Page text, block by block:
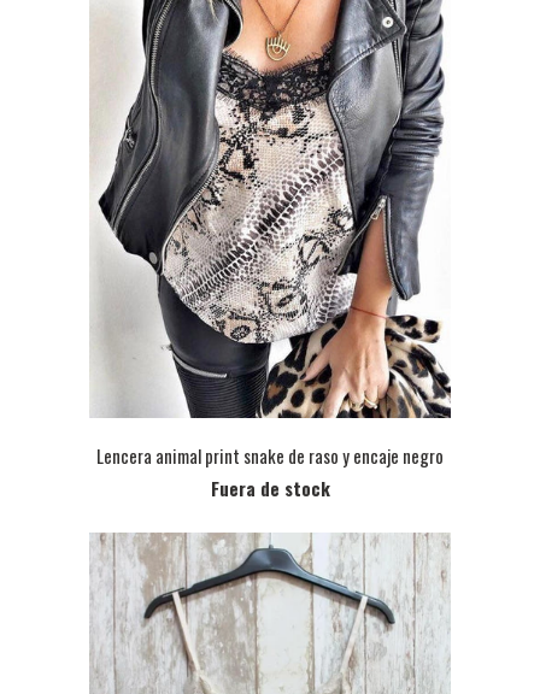
Lencera animal print snake de raso y encaje negro
Fuera de stock